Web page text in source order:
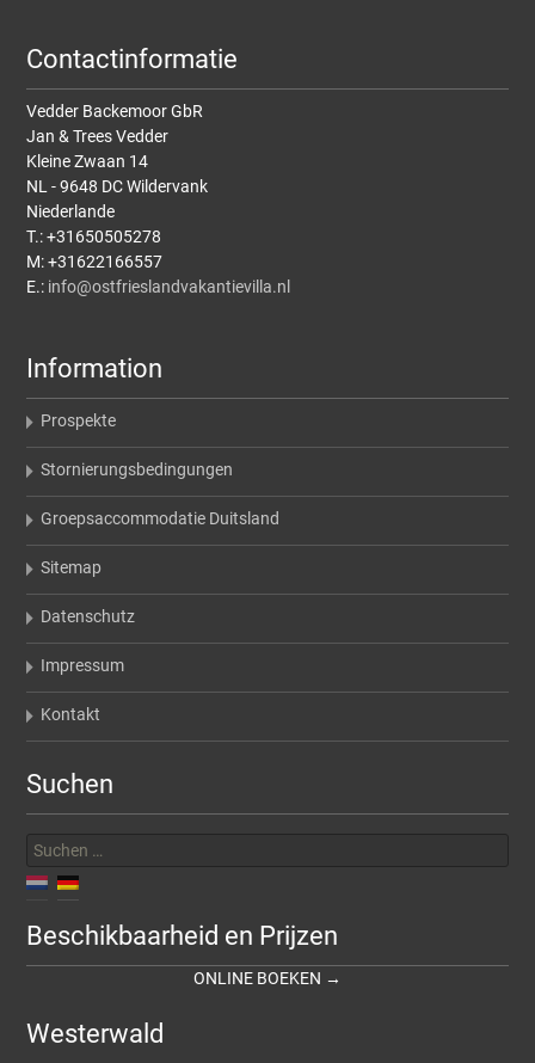
Contactinformatie
Vedder Backemoor GbR
Jan & Trees Vedder
Kleine Zwaan 14
NL - 9648 DC Wildervank
Niederlande
T.: +31650505278
M: +31622166557
E.: info@ostfrieslandvakantievilla.nl
Information
Prospekte
Stornierungsbedingungen
Groepsaccommodatie Duitsland
Sitemap
Datenschutz
Impressum
Kontakt
Suchen
nach:
Beschikbaarheid en Prijzen
ONLINE BOEKEN →
Westerwald